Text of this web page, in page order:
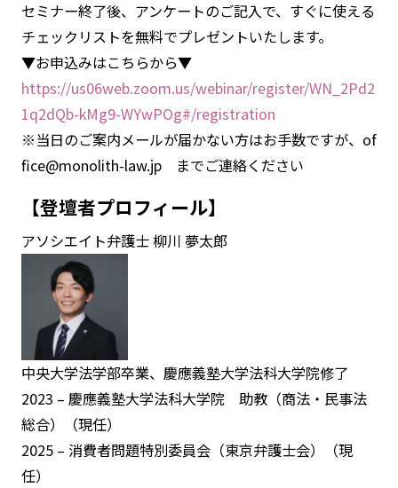
セミナー終了後、アンケートのご記入で、すぐに使える
チェックリストを無料でプレゼントいたします。
▼お申込みはこちらから▼
https://us06web.zoom.us/webinar/register/WN_2Pd2
1q2dQb-kMg9-WYwPOg#/registration
※当日のご案内メールが届かない方はお手数ですが、 of
fice@monolith-law.jpまでご連絡ください
【登壇者プロフィール】
アソシエイト弁護士 柳川 夢太郎
中央大学法学部卒業、慶應義塾大学法科大学院修了
2023 – 慶應義塾大学法科大学院 助教（商法・民事法
総合）（現任）
2025 – 消費者問題特別委員会（東京弁護士会）（現
任）